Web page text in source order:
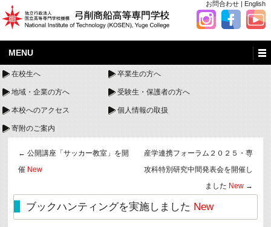
お問合わせ | English
MENU
在校生へ 卒業生の方へ
地域・企業の方へ 受験生・保護者の方へ
本校へのアクセス 個人情報の取扱
寄附のご案内
← 公開講座「サッカー教室」を開
催 New
産学連携フォーラム２０２５・専
攻科特別研究中間発表会を開催し
ました New →
ブックハンティングを実施しました New